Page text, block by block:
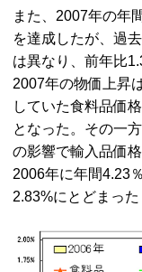
また、2007年の年
を達成したが、過
は異なり、前年比
2007年の物価上昇
していた食料品価
となった。その一
の影響で輸入品価
2006年に年間4.23
2.83%にとどまった